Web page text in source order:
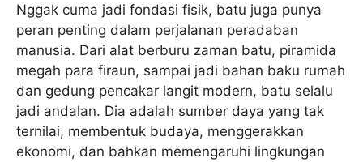
Nggak cuma jadi fondasi fisik, batu juga punya
peran penting dalam perjalanan peradaban
manusia. Dari alat berburu zaman batu, piramida
megah para firaun, sampai jadi bahan baku rumah
dan gedung pencakar langit modern, batu selalu
jadi andalan. Dia adalah sumber daya yang tak
ternilai, membentuk budaya, menggerakkan
ekonomi, dan bahkan memengaruhi lingkungan